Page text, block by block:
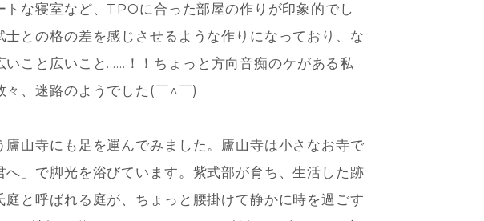
な寝室など、TPOに合った部屋の作りが印象的でし
との格の差を感じさせるような作りになっており、な
こと広いこと......！！ちょっと方向音痴のケがある私
、迷路のようでした(￣^￣)ゞ
山寺にも足を運んでみました。廬山寺は小さなお寺で
」で脚光を浴びています。紫式部が育ち、生活した跡
と呼ばれる庭が、ちょっと腰掛けて静かに時を過ごす